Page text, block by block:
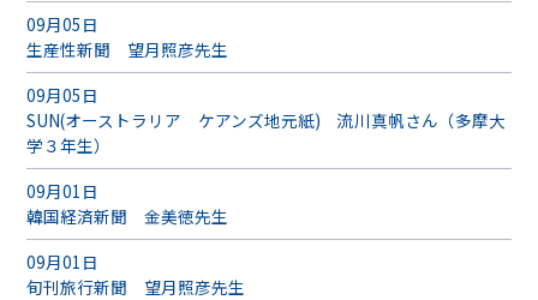
09月05日
生産性新聞 望月照彦先生
09月05日
SUN(オーストラリア ケアンズ地元紙) 流川真帆さん（多摩大
学３年生）
09月01日
韓国経済新聞 金美徳先生
09月01日
旬刊旅行新聞 望月照彦先生